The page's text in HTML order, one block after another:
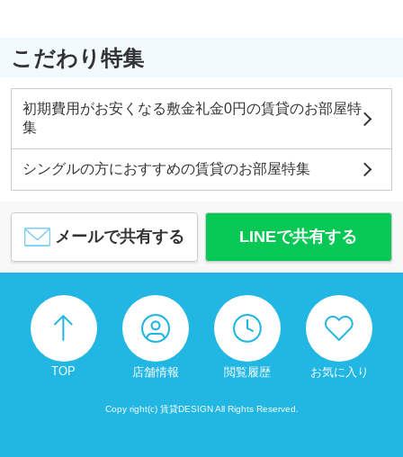
こだわり特集
初期費用がお安くなる敷金礼金0円の賃貸のお部屋特
集
シングルの方におすすめの賃貸のお部屋特集
メールで共有する LINEで共有する
TOP 店舗情報 閲覧履歴 お気に入り
Copy right(c) 賃貸DESIGN All Rights Reserved.